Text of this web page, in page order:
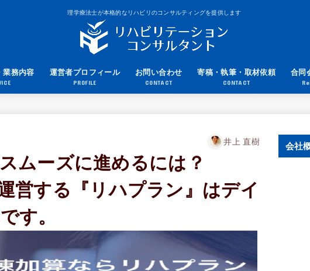
理学療法士が本格的なリハビリのコンサルティングを提供します
業務内容 運営者プロフィール
PROFILE
お問い合わせ
CONTACT
寄稿・執筆・取材依頼
CONTACT
合同
井上 直樹
ムーズに進めるには？
営する『リハプラン』はデイ
す。
会社